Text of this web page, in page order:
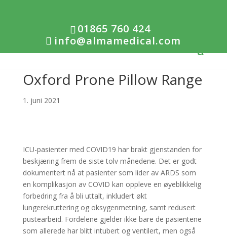
01865 760 424
info@almamedical.com
Oxford Prone Pillow Range
1. juni 2021
ICU-pasienter med COVID19 har brakt gjenstanden for
beskjæring frem de siste tolv månedene. Det er godt
dokumentert nå at pasienter som lider av ARDS som
en komplikasjon av COVID kan oppleve en øyeblikkelig
forbedring fra å bli uttalt, inkludert økt
lungerekruttering og oksygenmetning, samt redusert
pustearbeid. Fordelene gjelder ikke bare de pasientene
som allerede har blitt intubert og ventilert, men også